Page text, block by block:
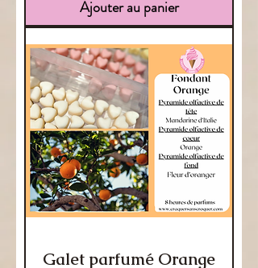
Ajouter au panier
Galet parfumé Orange